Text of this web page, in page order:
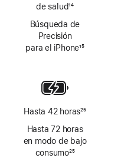
de salud14
Búsqueda de
Precisión
para el iPhone
página
15
Hasta 42 horas
a
pie
25
Hasta 72 horas
en modo de bajo
consumo25